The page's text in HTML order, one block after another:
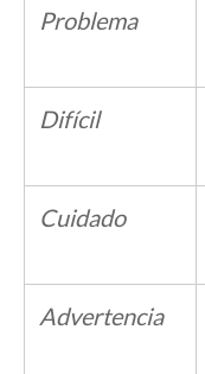
Problema
Difícil
Cuidado
Advertencia